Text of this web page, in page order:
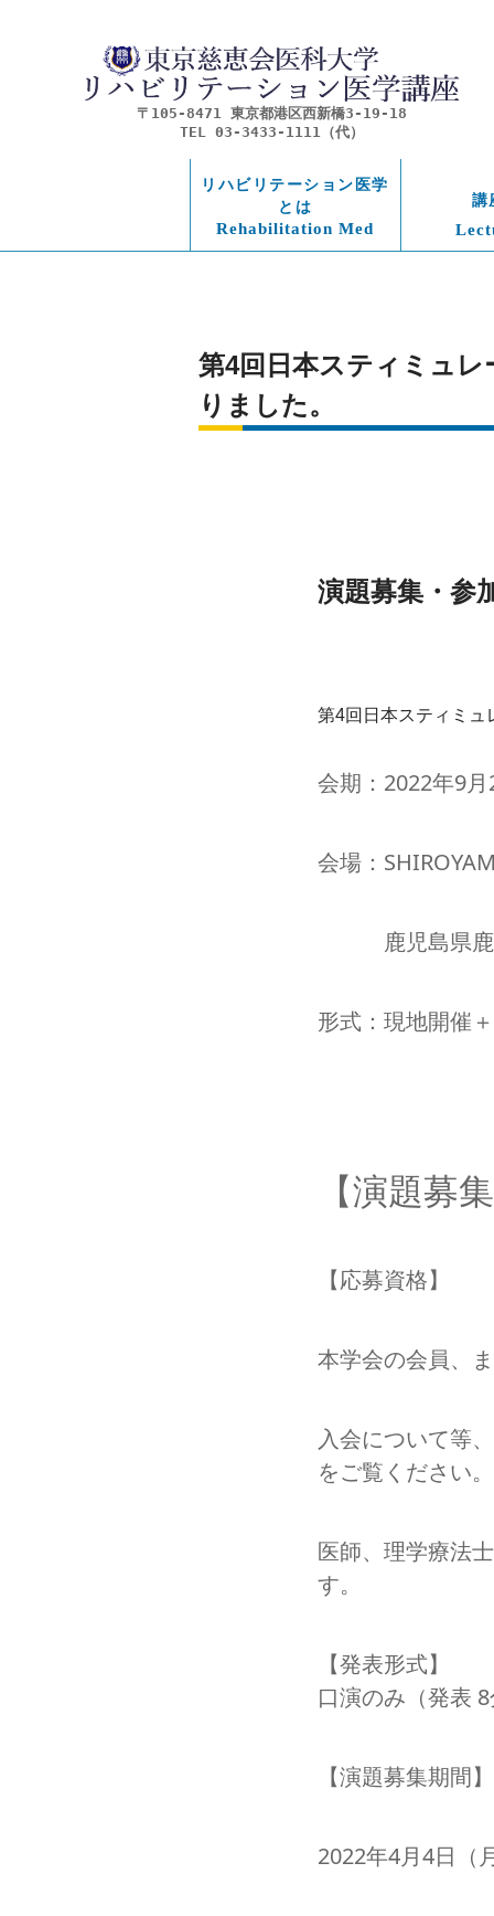
〒105-8471 東京都港区西新橋3-19-18
TEL 03-3433-1111（代）
リハビリテーション医学
とは
Rehabilitation Med
講
第4回日本スティミュ
りました。
演題募集・参
第4回日本スティミュ
会期：2022年9
会場：
鹿児島県鹿児
形式：現地開催
【演題募
【応募資格】
本学会の会員、
入会について等
をご覧ください
医師、理学療法
す。
【発表形式】
口演のみ（発表
【演題募集期間】
2022年4月4日（